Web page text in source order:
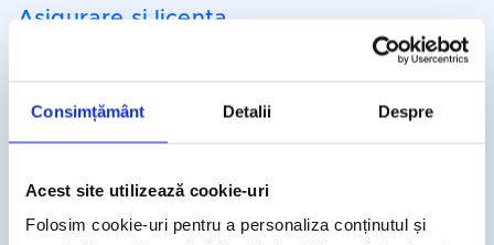
Consimțământ Detalii Despre
Acest site utilizează cookie-uri
Folosim cookie-uri pentru a personaliza conținutul și
Asigurare si licenta
Agentia Travel Matters functioneaza sub Licenta de Turism nr.
Agentia Travel Matters este asigurata la Omniasig cu Polita
Licenta de turism Asigurare